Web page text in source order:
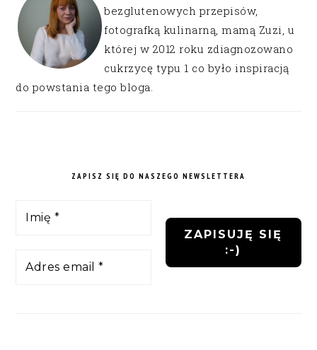
bezglutenowych przepisów,
fotografką kulinarną, mamą Zuzi, u
której w 2012 roku zdiagnozowano
cukrzycę typu 1 co było inspiracją
do powstania tego bloga.
ZAPISZ SIĘ DO NASZEGO NEWSLETTERA